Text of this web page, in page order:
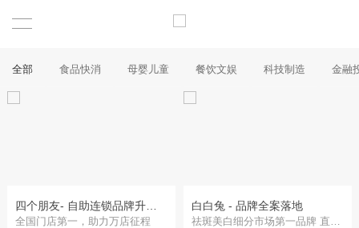
四个朋友- 自助连锁品牌升级全案策划
全国门店第一，助力万店征程
白白兔 - 品牌全案落地
全部 食品快消 母婴儿童 餐饮文娱 科技制造 金融